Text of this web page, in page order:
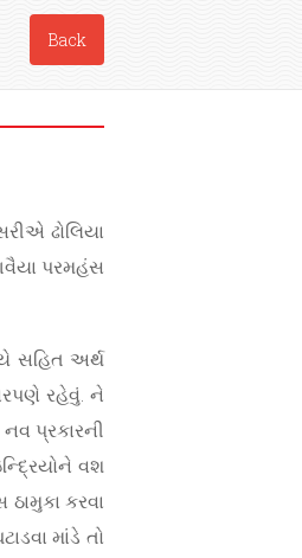
Back
ઢોલિયા
પરમહંસ
સહિત અર્થ
રહેવું. ને
પ્રકારની
વશ
કરવા
માંડે તો